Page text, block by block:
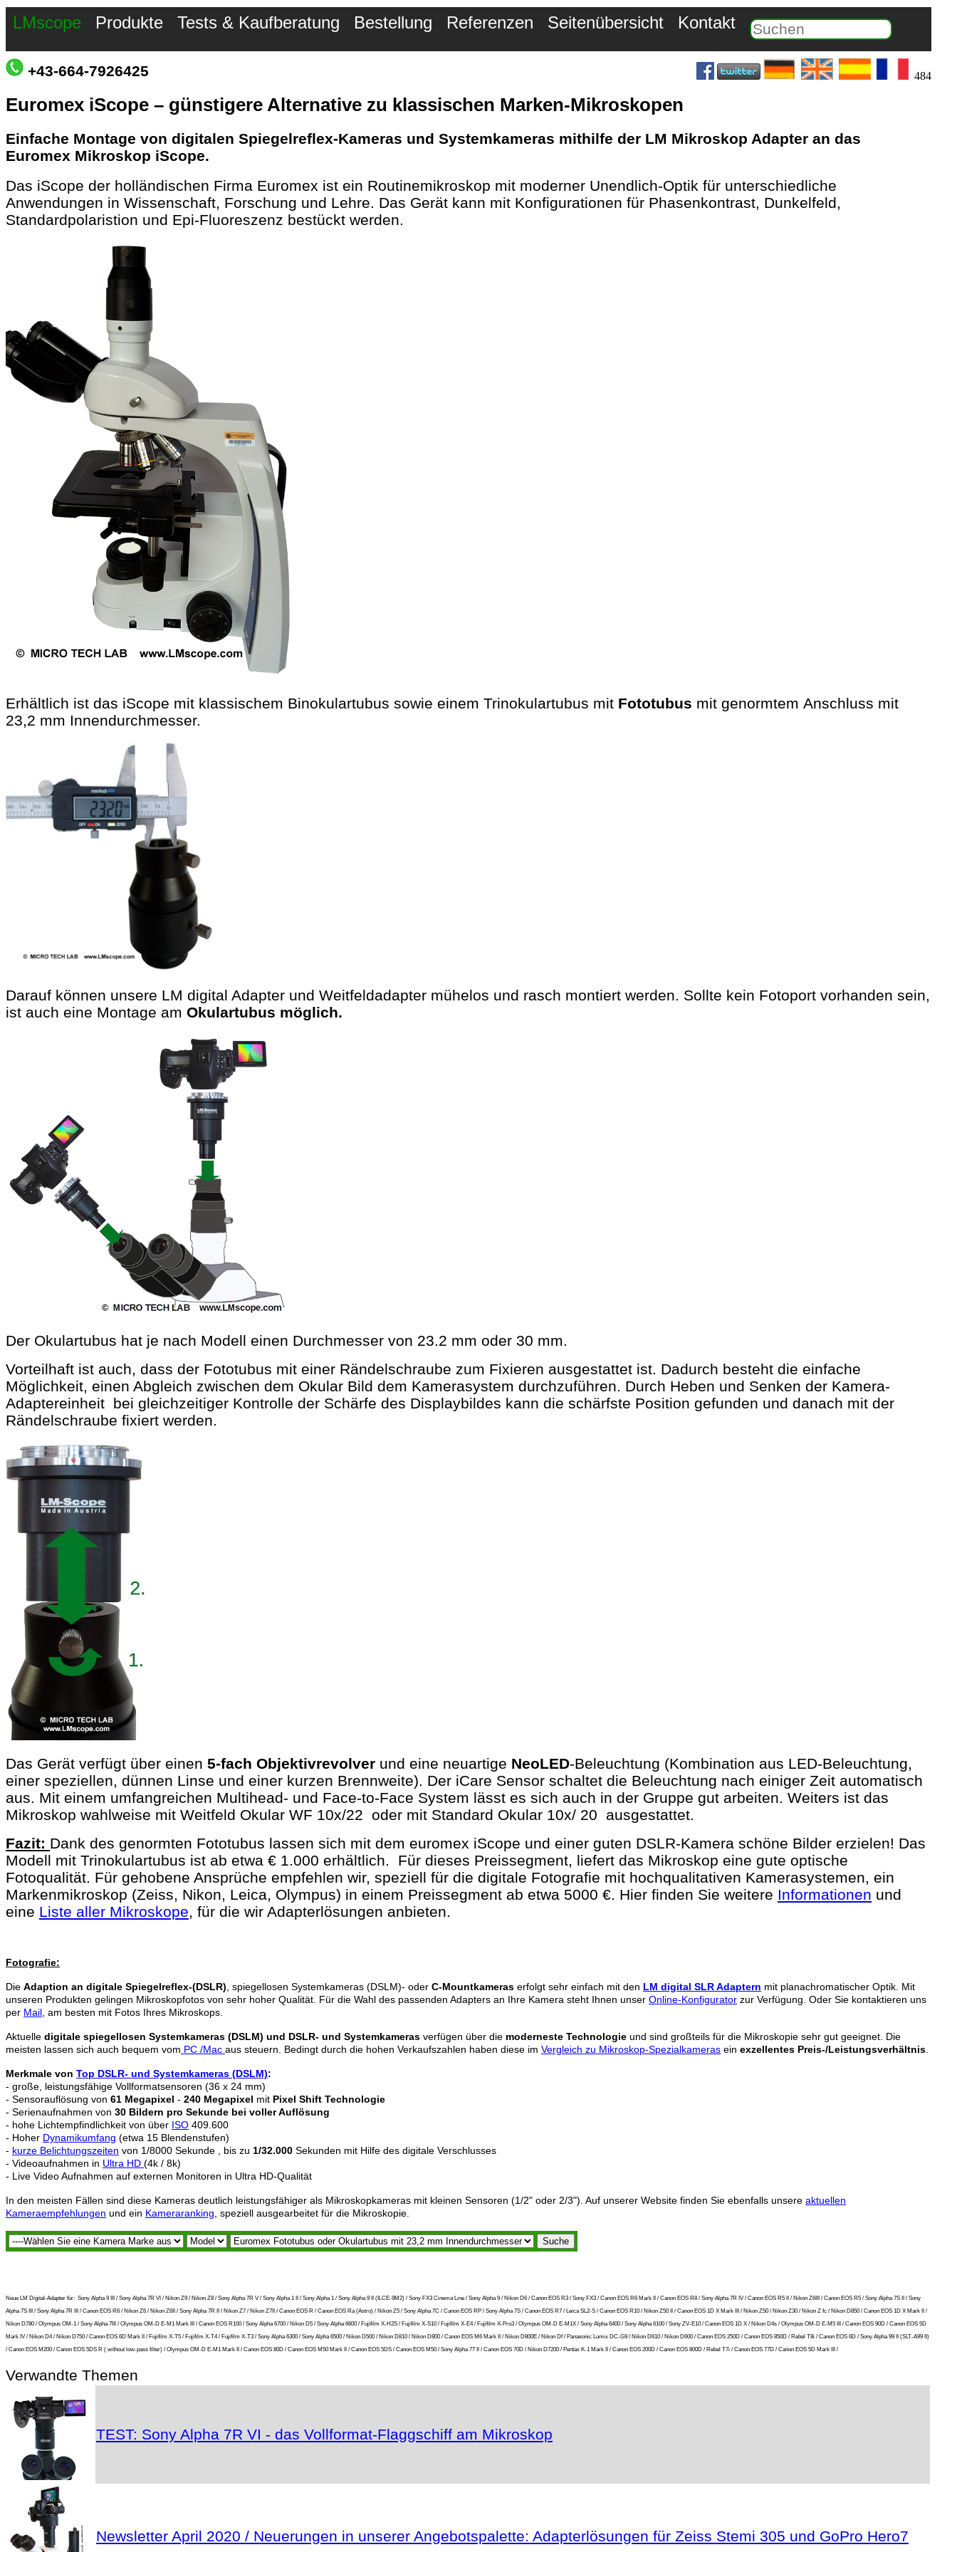
LMscope Produkte Tests & Kaufberatung Bestellung Referenzen Seitenübersicht Kontakt
+43-664-7926425 484
Euromex iScope – günstigere Alternative zu klassischen Marken-Mikroskopen
Einfache Montage von digitalen Spiegelreflex-Kameras und Systemkameras mithilfe der LM Mikroskop Adapter an das
Euromex Mikroskop iScope.
Das iScope der holländischen Firma Euromex ist ein Routinemikroskop mit moderner Unendlich-Optik für unterschiedliche
Anwendungen in Wissenschaft, Forschung und Lehre. Das Gerät kann mit Konfigurationen für Phasenkontrast, Dunkelfeld,
Standardpolaristion und Epi-Fluoreszenz bestückt werden.
Erhältlich ist das iScope mit klassischem Binokulartubus sowie einem Trinokulartubus mit Fototubus mit genormtem Anschluss mit
23,2 mm Innendurchmesser.
Darauf können unsere LM digital Adapter und Weitfeldadapter mühelos und rasch montiert werden. Sollte kein Fotoport vorhanden sein,
ist auch eine Montage am Okulartubus möglich.
Der Okulartubus hat je nach Modell einen Durchmesser von 23.2 mm oder 30 mm.
Vorteilhaft ist auch, dass der Fototubus mit einer Rändelschraube zum Fixieren ausgestattet ist. Dadurch besteht die einfache
Möglichkeit, einen Abgleich zwischen dem Okular Bild dem Kamerasystem durchzuführen. Durch Heben und Senken der Kamera-
Adaptereinheit bei gleichzeitiger Kontrolle der Schärfe des Displaybildes kann die schärfste Position gefunden und danach mit der
Rändelschraube fixiert werden.
Das Gerät verfügt über einen 5-fach Objektivrevolver und eine neuartige NeoLED-Beleuchtung (Kombination aus LED-Beleuchtung,
einer speziellen, dünnen Linse und einer kurzen Brennweite). Der iCare Sensor schaltet die Beleuchtung nach einiger Zeit automatisch
aus. Mit einem umfangreichen Multihead- und Face-to-Face System lässt es sich auch in der Gruppe gut arbeiten. Weiters ist das
Mikroskop wahlweise mit Weitfeld Okular WF 10x/22 oder mit Standard Okular 10x/ 20 ausgestattet.
Fazit: Dank des genormten Fototubus lassen sich mit dem euromex iScope und einer guten DSLR-Kamera schöne Bilder erzielen! Das
Modell mit Trinokulartubus ist ab etwa € 1.000 erhältlich. Für dieses Preissegment, liefert das Mikroskop eine gute optische
Fotoqualität. Für gehobene Ansprüche empfehlen wir, speziell für die digitale Fotografie mit hochqualitativen Kamerasystemen, ein
Markenmikroskop (Zeiss, Nikon, Leica, Olympus) in einem Preissegment ab etwa 5000 €. Hier finden Sie weitere Informationen und
eine Liste aller Mikroskope, für die wir Adapterlösungen anbieten.
Fotografie:
Die Adaption an digitale Spiegelreflex-(DSLR) , spiegellosen Systemkameras (DSLM)- oder C-Mountkameras erfolgt sehr einfach mit den LM digital SLR Adaptern mit planachromatischer Optik. Mit
unseren Produkten gelingen Mikroskopfotos von sehr hoher Qualität. Für die Wahl des passenden Adapters an Ihre Kamera steht Ihnen unser Online-Konfigurator zur Verfügung. Oder Sie kontaktieren uns
per Mail , am besten mit Fotos Ihres Mikroskops.
Aktuelle digitale spiegellosen Systemkameras (DSLM) und DSLR- und Systemkameras verfügen über die moderneste Technologie und sind großteils für die Mikroskopie sehr gut geeignet. Die
meisten lassen sich auch bequem vom PC /Mac aus steuern. Bedingt durch die hohen Verkaufszahlen haben diese im Vergleich zu Mikroskop-Spezialkameras ein exzellentes Preis-/Leistungsverhältnis
Merkmale von Top DSLR- und Systemkameras (DSLM):
- große, leistungsfähige Vollformatsensoren (36 x 24 mm)
- Sensorauflösung von 61 Megapixel - 240 Megapixel mit Pixel Shift Technologie
- Serienaufnahmen von 30 Bildern pro Sekunde bei voller Auflösung
- hohe Lichtempfindlichkeit von über ISO 409.600
- Hoher Dynamikumfang (etwa 15 Blendenstufen)
- kurze Belichtungszeiten von 1/8000 Sekunde , bis zu 1/32.000 Sekunden mit Hilfe des digitale Verschlusses
- Videoaufnahmen in Ultra HD (4k / 8k)
- Live Video Aufnahmen auf externen Monitoren in Ultra HD-Qualität
In den meisten Fällen sind diese Kameras deutlich leistungsfähiger als Mikroskopkameras mit kleinen Sensoren (1/2" oder 2/3"). Auf unserer Website finden Sie ebenfalls unsere aktuellen
Kameraempfehlungen und ein Kameraranking , speziell ausgearbeitet für die Mikroskopie.
Neue LM Digital-Adapter für: Sony Alpha 9 III / Sony Alpha 7R VI / Nikon Z9 / Nikon Z8 / Sony Alpha 7R V / Sony Alpha 1 II / Sony Alpha 1 / Sony Alpha 9 II (ILCE-9M2) / Sony FX3 Cinema Line / Sony Alpha 9 / Nikon D6 / Canon EOS R3 / Sony FX3 / Canon EOS R6 Mark II / Canon EOS R8 / Sony Alpha 7R IV / Canon EOS R5 II / Nikon Z6III / Canon EOS R5 / Sony Alpha 7S II / Sony
Alpha 7S III / Sony Alpha 7R III / Canon EOS R6 / Nikon Z6 / Nikon Z6II / Sony Alpha 7R II / Nikon Z7 / Nikon Z7II / Canon EOS R / Canon EOS Ra (Astro) / Nikon Z5 / Sony Alpha 7C / Canon EOS RP / Sony Alpha 7S / Canon EOS R7 / Leica SL2-S / Canon EOS R10 / Nikon Z50 II / Canon EOS 1D X Mark III / Nikon Z50 / Nikon Z30 / Nikon Z fc / Nikon D850 / Canon EOS 1D X Mark II /
Nikon D780 / Olympus OM-1 / Sony Alpha 7III / Olympus OM-D E-M1 Mark III / Canon EOS R100 / Sony Alpha 6700 / Nikon D5 / Sony Alpha 6600 / Fujifilm X-H2S / Fujifilm X-S10 / Fujifilm X-E4 / Fujifilm X-Pro3 / Olympus OM-D E-M1X / Sony Alpha 6400 / Sony Alpha 6100 / Sony ZV-E10 / Canon EOS 1D X / Nikon D4s / Olympus OM-D E-M5 III / Canon EOS 90D / Canon EOS 5D
Mark IV / Nikon D4 / Nikon D750 / Canon EOS 6D Mark II / Fujifilm X-T5 / Fujifilm X-T4 / Fujifilm X-T3 / Sony Alpha 6300 / Sony Alpha 6500 / Nikon D500 / Nikon D810 / Nikon D800 / Canon EOS M6 Mark II / Nikon D800E / Nikon Df / Panasonic Lumix DC-G9 / Nikon D610 / Nikon D600 / Canon EOS 250D / Canon EOS 850D / Rebel T8i / Canon EOS 6D / Sony Alpha 99 II (SLT-A99 II)
/ Canon EOS M200 / Canon EOS 5DS R ( without low-pass filter) / Olympus OM-D E-M1 Mark II / Canon EOS 80D / Canon EOS M50 Mark II / Canon EOS 5DS / Canon EOS M50 / Sony Alpha 77 II / Canon EOS 70D / Nikon D7200 / Pentax K-1 Mark II / Canon EOS 200D / Canon EOS 800D / Rebel T7i / Canon EOS 77D / Canon EOS 5D Mark III /
Verwandte Themen
TEST: Sony Alpha 7R VI - das Vollformat-Flaggschiff am Mikroskop
Newsletter April 2020 / Neuerungen in unserer Angebotspalette: Adapterlösungen für Zeiss Stemi 305 und GoPro Hero7